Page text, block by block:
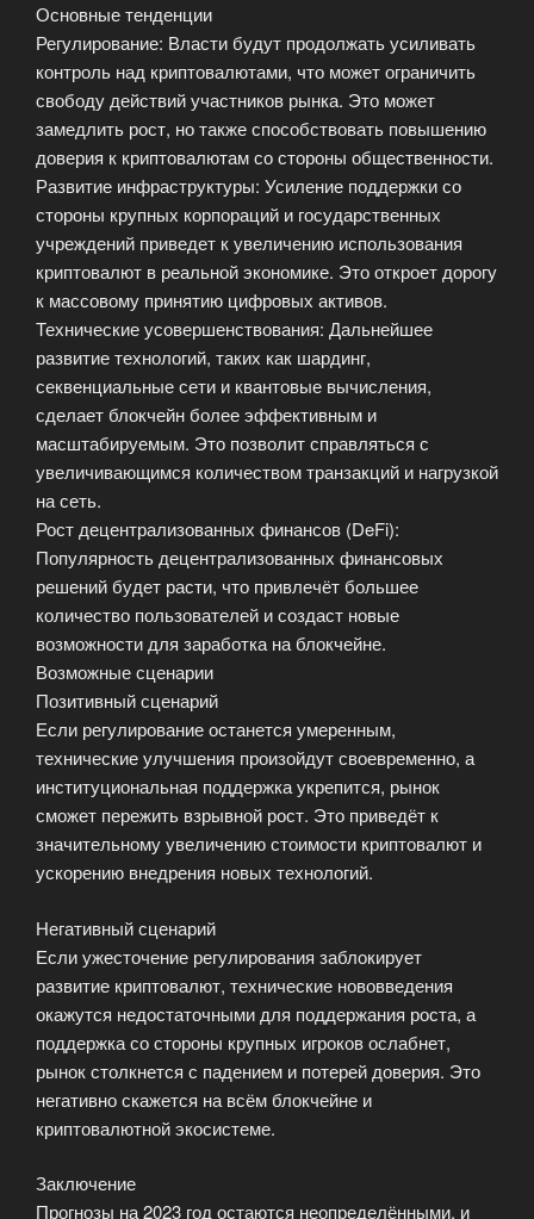
Основные тенденции
Регулирование: Власти будут продолжать усиливать
контроль над криптовалютами, что может ограничить
свободу действий участников рынка. Это может
замедлить рост, но также способствовать повышению
доверия к криптовалютам со стороны общественности.
Развитие инфраструктуры: Усиление поддержки со
стороны крупных корпораций и государственных
учреждений приведет к увеличению использования
криптовалют в реальной экономике. Это откроет дорогу
к массовому принятию цифровых активов.
Технические усовершенствования: Дальнейшее
развитие технологий, таких как шардинг,
секвенциальные сети и квантовые вычисления,
сделает блокчейн более эффективным и
масштабируемым. Это позволит справляться с
увеличивающимся количеством транзакций и нагрузкой
на сеть.
Рост децентрализованных финансов (DeFi):
Популярность децентрализованных финансовых
решений будет расти, что привлечёт большее
количество пользователей и создаст новые
возможности для заработка на блокчейне.
Возможные сценарии
Позитивный сценарий
Если регулирование останется умеренным,
технические улучшения произойдут своевременно, а
институциональная поддержка укрепится, рынок
сможет пережить взрывной рост. Это приведёт к
значительному увеличению стоимости криптовалют и
ускорению внедрения новых технологий.
Негативный сценарий
Если ужесточение регулирования заблокирует
развитие криптовалют, технические нововведения
окажутся недостаточными для поддержания роста, а
поддержка со стороны крупных игроков ослабнет,
рынок столкнется с падением и потерей доверия. Это
негативно скажется на всём блокчейне и
криптовалютной экосистеме.
Заключение
Прогнозы на 2023 год остаются неопределёнными, и